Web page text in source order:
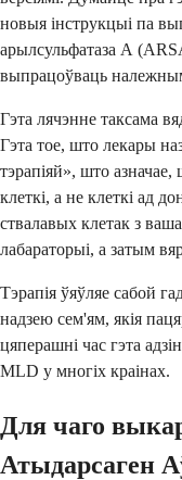
новыя інструкцыі па
арылсульфатаза А
выпрацоўваць
Гэта лячэнне таксама
Гэта тое, што лекары
тэрапіяй», што
клеткі, а не клеткі ад
ствалавых клетак з
лабараторыі, а затым
Тэрапія ўяўляе сабой
надзею сем'ям, якія
цяперашні час гэта
MLD у многіх краінах.
Для чаго
Атыдарсаген